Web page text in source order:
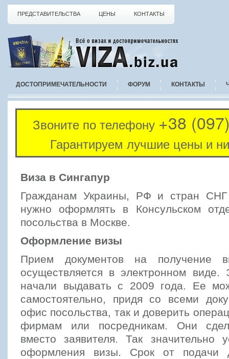
ПРЕДСТАВИТЕЛЬСТВА ЦЕНЫ КОНТАКТЫ
ДОСТОПРИМЕЧАТЕЛЬНОСТИ ФОРУМ КОНТАКТЫ
Звоните по телефону +38
Гарантируем лучшие цены и
Виза в Сингапур
Гражданам Украины, РФ и стран СНГ
нужно оформлять в Консульском
посольства в Москве.
Оформление визы
Прием документов на получение
осуществляется в электронном виде.
начали выдавать с 2009 года. Ее
самостоятельно, придя со всеми
офис посольства, так и доверить
фирмам или посредникам. Они
вместо заявителя. Так значительно
оформления визы. Срок от подачи